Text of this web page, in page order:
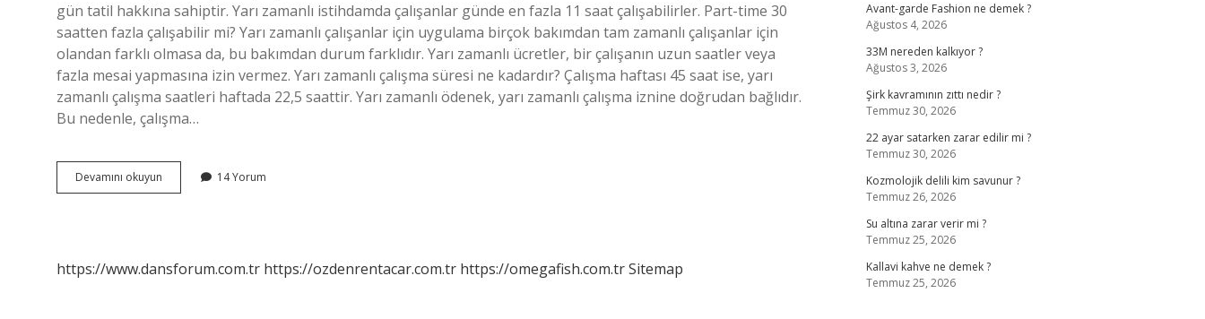
gün tatil hakkına sahiptir. Yarı zamanlı istihdamda çalışanlar günde en fazla 11 saat çalışabilirler. Part-time 30
saatten fazla çalışabilir mi? Yarı zamanlı çalışanlar için uygulama birçok bakımdan tam zamanlı çalışanlar için
olandan farklı olmasa da, bu bakımdan durum farklıdır. Yarı zamanlı ücretler, bir çalışanın uzun saatler veya
fazla mesai yapmasına izin vermez. Yarı zamanlı çalışma süresi ne kadardır? Çalışma haftası 45 saat ise, yarı
zamanlı çalışma saatleri haftada 22,5 saattir. Yarı zamanlı ödenek, yarı zamanlı çalışma iznine doğrudan bağlıdır.
Bu nedenle, çalışma…
Devamını okuyun
Time
Çalışır
14 Yorum
https://www.dansforum.com.tr https://ozdenrentacar.com.tr https://omegafish.com.trSitemap
Avant-garde Fashion ne demek ?
Ağustos 4, 2026
33M nereden kalkıyor ?
Ağustos 3, 2026
Şirk kavramının zıttı nedir ?
Temmuz 30, 2026
22 ayar satarken zarar edilir mi ?
Temmuz 30, 2026
Kozmolojik delili kim savunur ?
Temmuz 26, 2026
Su altına zarar verir mi ?
Temmuz 25, 2026
Kallavi kahve ne demek ?
Temmuz 25, 2026